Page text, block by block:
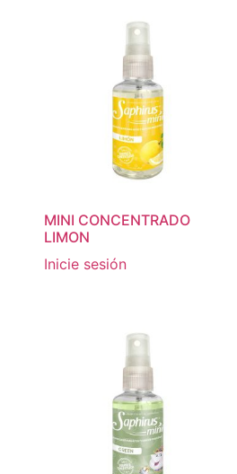
MINI CONCENTRADO
LIMON
Inicie sesión